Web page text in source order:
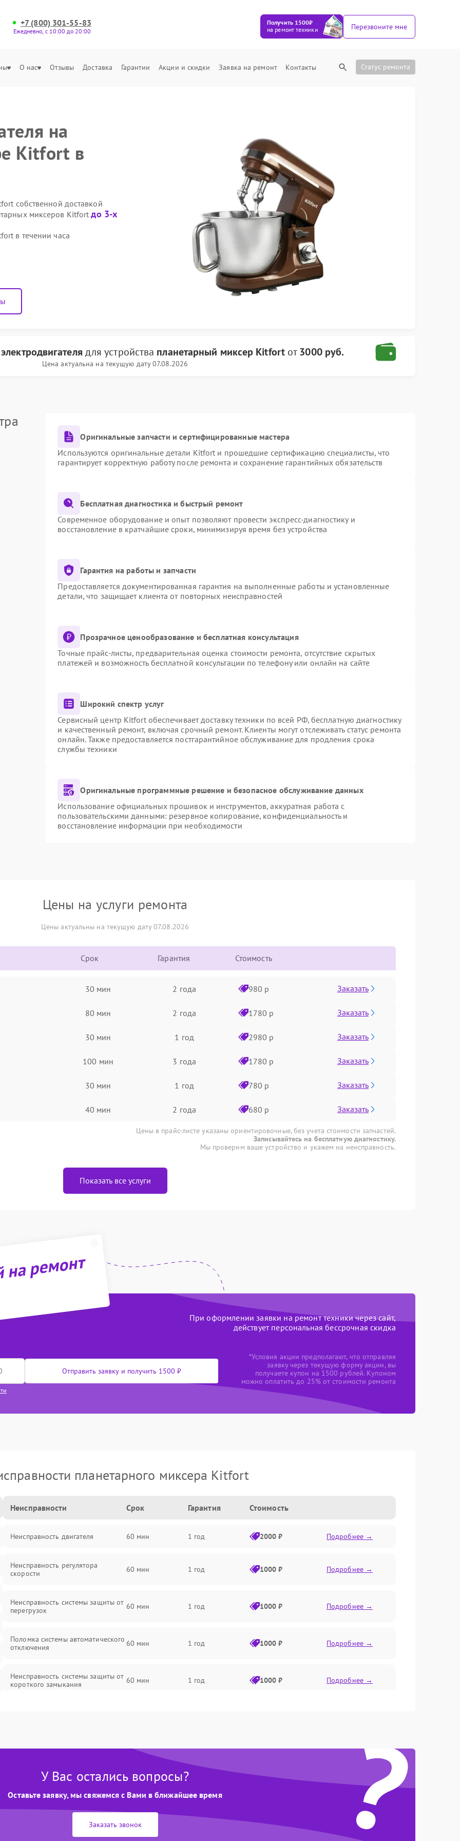
+7 (800) 301-55-83
Ежедневно, с 10:00 до 20:00
Получить 1500₽
на ремонт техники
Перезвоните мне
О нас Отзывы Доставка Гарантии Акции и скидки Заявка на ремонт Контакты Статус ремонта
на
Kitfort в
собственной доставкой
миксеров Kitfortдо 3-х
в течении часа
для устройства планетарный миксер Kitfortот3000 руб.
Цена актуальна на текущую дату 07.08.2026
Оригинальные запчасти и сертифицированные мастера
Используются оригинальные детали Kitfort и прошедшие сертификацию специалисты, что
гарантирует корректную работу после ремонта и сохранение гарантийных обязательств
Бесплатная диагностика и быстрый ремонт
Современное оборудование и опыт позволяют провести экспресс-диагностику и
восстановление в кратчайшие сроки, минимизируя время без устройства
Гарантия на работы и запчасти
Предоставляется документированная гарантия на выполненные работы и установленные
детали, что защищает клиента от повторных неисправностей
Прозрачное ценообразование и бесплатная консультация
Точные прайс-листы, предварительная оценка стоимости ремонта, отсутствие скрытых
платежей и возможность бесплатной консультации по телефону или онлайн на сайте
Широкий спектр услуг
Сервисный центр Kitfort обеспечивает доставку техники по всей РФ, бесплатную диагностику
и качественный ремонт, включая срочный ремонт. Клиенты могут отслеживать статус ремонта
онлайн. Также предоставляется постгарантийное обслуживание для продления срока
службы техники
Оригинальные программные решение и безопасное обслуживание данных
Использование официальных прошивок и инструментов, аккуратная работа с
пользовательскими данными: резервное копирование, конфиденциальность и
восстановление информации при необходимости
Цены на услуги ремонта
Цены актуальны на текущую дату 07.08.2026
Срок Гарантия Стоимость
30 мин 2 года 980 р Заказать
80 мин 2 года 1780 р Заказать
30 мин 1 год 2980 р Заказать
100 мин 3 года 1780 р Заказать
30 мин 1 год 780 р Заказать
40 мин 2 года 680 р Заказать
Цены в прайс-листе указаны ориентировочные, без учета стоимости запчастей.
Записывайтесь на бесплатную диагностику.
Мы проверим ваше устройство и укажем на неисправность.
Показать все услуги
ремонт
При оформлении заявки на ремонт техники через сайт,
действует персональная бессрочная скидка
Отправить заявку и получить 1500 ₽
*Условия акции предполагают, что отправляя
заявку через текущую форму акции, вы
получаете купон на 1500 рублей. Купоном
можно оплатить до 25% от стоимости ремонта
планетарного миксера Kitfort
Неисправности Срок Гарантия Стоимость
Неисправность двигателя 60 мин 1 год 2000 ₽ Подробнее →
Неисправность регулятора
скорости
60 мин 1 год 1000 ₽ Подробнее →
Неисправность системы защиты от
перегрузок
60 мин 1 год 1000 ₽ Подробнее →
Поломка системы автоматического
отключения
60 мин 1 год 1000 ₽ Подробнее →
Неисправность системы защиты от
короткого замыкания
60 мин 1 год 1000 ₽ Подробнее →
Неисправность системы защиты от
60 мин Подробнее →
замыкания
60 мин Подробнее →
Повреждение системы защиты от
60 мин 1000 ₽ Подробнее →
?
У Вас остались вопросы?
Оставьте заявку, мы свяжемся с Вами в ближайшее время
Заказать звонок